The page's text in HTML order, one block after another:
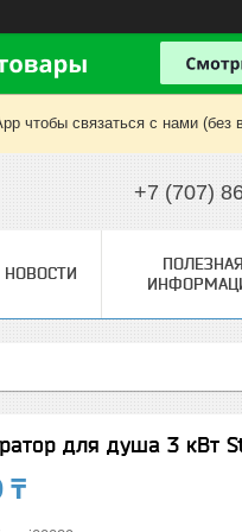
чтобы связаться с нами (без
+7 (707)
НОВОСТИ
ПОЛЕЗНАЯ
для душа 3 кВт
₸